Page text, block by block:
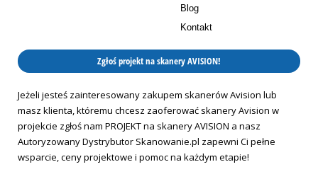
Blog
Kontakt
Zgłoś projekt na skanery AVISION!
Jeżeli jesteś zainteresowany zakupem skanerów Avision lub
masz klienta, któremu chcesz zaoferować skanery Avision w
projekcie zgłoś nam PROJEKT na skanery AVISION a nasz
Autoryzowany Dystrybutor Skanowanie.pl zapewni Ci pełne
wsparcie, ceny projektowe i pomoc na każdym etapie!